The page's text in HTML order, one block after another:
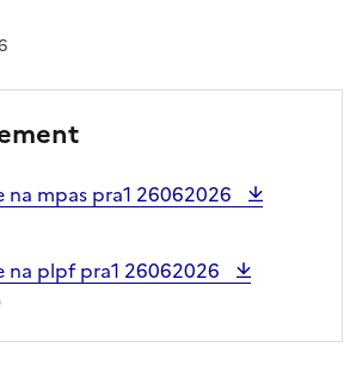
mpas pra1 26062026
na plpf pra1 26062026